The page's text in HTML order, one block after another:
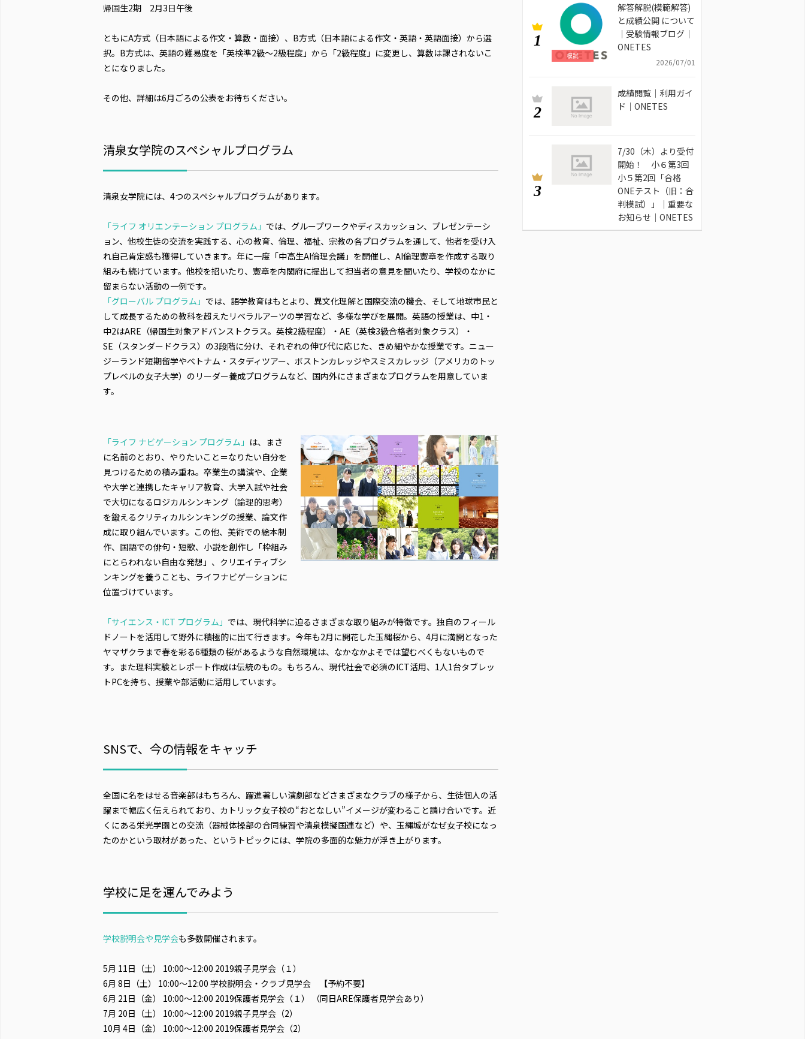
帰国生2期 2月3日午後
ともにA方式（日本語による作文・算数・面接）、B方式（日本語による作文・英語・英語面接）から選
択。B方式は、英語の難易度を「英検準2級～2級程度」から「2級程度」に変更し、算数は課されないこ
とになりました。
その他、詳細は6月ごろの公表をお待ちください。
清泉女学院のスペシャルプログラム
清泉女学院には、4つのスペシャルプログラムがあります。
「ライフ オリエンテーション プログラム」 では、グループワークやディスカッション、プレゼンテーシ
ョン、他校生徒の交流を実践する、心の教育、倫理、福祉、宗教の各プログラムを通して、他者を受け入
れ自己肯定感も獲得していきます。年に一度「中高生AI倫理会議」を開催し、AI倫理憲章を作成する取り
組みも続けています。他校を招いたり、憲章を内閣府に提出して担当者の意見を聞いたり、学校のなかに
留まらない活動の一例です。
「グローバル プログラム」 では、語学教育はもとより、異文化理解と国際交流の機会、そして地球市民と
して成長するための教科を超えたリベラルアーツの学習など、多様な学びを展開。英語の授業は、中1・
中2はARE（帰国生対象アドバンストクラス。英検2級程度）・AE（英検3級合格者対象クラス）・
SE（スタンダードクラス）の3段階に分け、それぞれの伸び代に応じた、きめ細やかな授業です。ニュー
ジーランド短期留学やべトナム・スタディツアー、ボストンカレッジやスミスカレッジ（アメリカのトッ
プレベルの女子大学）のリーダー養成プログラムなど、国内外にさまざまなプログラムを用意していま
す。
「ライフ ナビゲーション プログラム」 は、まさ
に名前のとおり、やりたいこと＝なりたい自分を
見つけるための積み重ね。卒業生の講演や、企業
や大学と連携したキャリア教育、大学入試や社会
で大切になるロジカルシンキング（論理的思考）
を鍛えるクリティカルシンキングの授業、論文作
成に取り組んでいます。この他、美術での絵本制
作、国語での俳句・短歌、小説を創作し「枠組み
にとらわれない自由な発想」、クリエイティブシ
ンキングを養うことも、ライフナビゲーションに
位置づけています。
「サイエンス・ICT プログラム」 では、現代科学に迫るさまざまな取り組みが特徴です。独自のフィール
ドノートを活用して野外に積極的に出て行きます。今年も2月に開花した玉縄桜から、4月に満開となった
ヤマザクラまで春を彩る6種類の桜があるような自然環境は、なかなかよそでは望むべくもないもので
す。また理科実験とレポート作成は伝統のもの。もちろん、現代社会で必須のICT活用、1人1台タブレッ
トPCを持ち、授業や部活動に活用しています。
SNSで、今の情報をキャッチ
全国に名をはせる音楽部はもちろん、躍進著しい演劇部などさまざまなクラブの様子から、生徒個人の活
躍まで幅広く伝えられており、カトリック女子校の“おとなしい”イメージが変わること請け合いです。近
くにある栄光学園との交流（器械体操部の合同練習や清泉模擬国連など）や、玉縄城がなぜ女子校になっ
たのかという取材があった、というトピックには、学院の多面的な魅力が浮き上がります。
学校に足を運んでみよう
学校説明会や見学会も多数開催されます。
5月 11日（土） 10:00〜12:00 2019親子見学会（１）
6月 8日（土） 10:00〜12:00 学校説明会・クラブ見学会 【予約不要】
6月 21日（金） 10:00〜12:00 2019保護者見学会（１） （同日ARE保護者見学会あり）
7月 20日（土） 10:00〜12:00 2019親子見学会（2）
10月 4日（金） 10:00〜12:00 2019保護者見学会（2）
1
模試
解答解説(模範解答)
と成績公開 について
｜受験情報ブログ｜
ONETES
2026/07/01
2
成績閲覧｜利用ガイ
ド｜ONETES
3
7/30（木）より受付
開始！ 小６第3回
小５第2回「合格
ONEテスト（旧：合
判模試）」｜重要な
お知らせ｜ONETES